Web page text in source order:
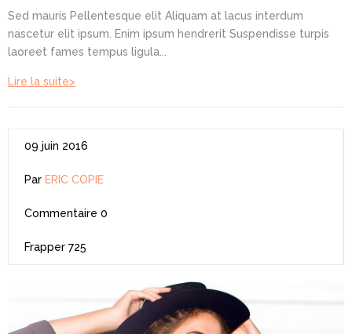
Sed mauris Pellentesque elit Aliquam at lacus interdum
nascetur elit ipsum. Enim ipsum hendrerit Suspendisse turpis
laoreet fames tempus ligula...
Lire la suite>
09 juin 2016
Par ERIC COPIE
Commentaire 0
Frapper 725